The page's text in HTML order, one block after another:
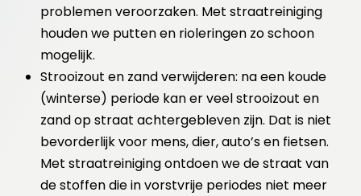
problemen veroorzaken. Met straatreiniging
houden we putten en rioleringen zo schoon
mogelijk.
Strooizout en zand verwijderen: na een koude
(winterse) periode kan er veel strooizout en
zand op straat achtergebleven zijn. Dat is niet
bevorderlijk voor mens, dier, auto’s en fietsen.
Met straatreiniging ontdoen we de straat van
de stoffen die in vorstvrije periodes niet meer